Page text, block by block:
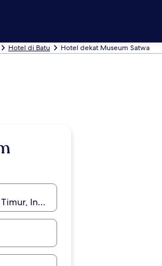
Hotel di Batu Hotel dekat Museum Satwa